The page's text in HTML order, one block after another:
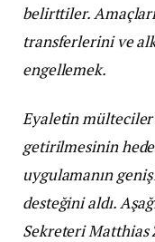
belirttiler.
transferlerini ve
engellemek.
Eyaletin
getirilmesinin
uygulamanın
desteğini aldı.
Sekreteri Matthias